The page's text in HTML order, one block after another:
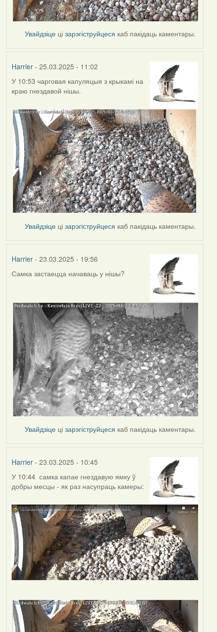
Увайдзіце цізарэгіструйцеся каб пакідаць каментары.
Harrier- 25.03.2025 - 11:02
У 10:53 чарговая капуляцыя з крыкамі на
краю гнездавой нішы.
Увайдзіце цізарэгіструйцеся каб пакідаць каментары.
Harrier- 23.03.2025 - 19:56
Самка застаецца начаваць у нішы?
Увайдзіце цізарэгіструйцеся каб пакідаць каментары.
Harrier- 23.03.2025 - 10:45
У 10:44 самка капае гнездавую ямку ў
добры месцы - як раз насупраць камеры: